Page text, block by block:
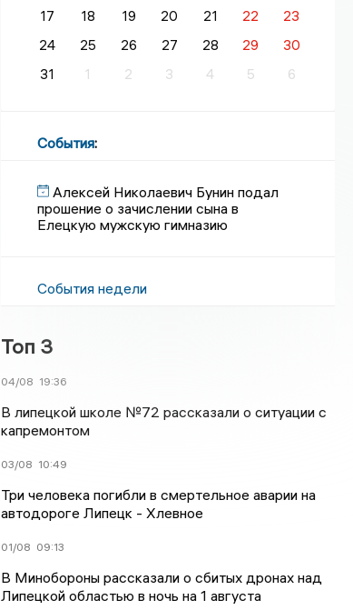
17
18 19 20 21 22
23
24
25 26 27 28 29
30
31
1 2 3 4 5 6
События:
Алексей Николаевич Бунин подал
прошение о зачислении сына в
Елецкую мужскую гимназию
События недели
Топ 3
04/08 19:36
В липецкой школе №72 рассказали о ситуации с
капремонтом
03/08 10:49
Три человека погибли в смертельное аварии на
автодороге Липецк - Хлевное
01/08 09:13
В Минобороны рассказали о сбитых дронах над
Липецкой областью в ночь на 1 августа